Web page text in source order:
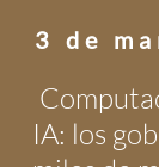
3 de
IA: los